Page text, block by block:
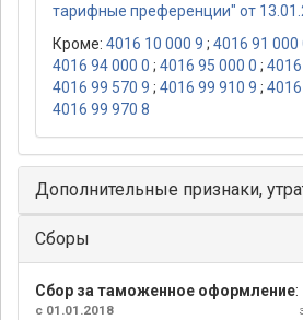
тарифные преференции" от
Кроме: 4016 10 000 9 ; 4016 91 000
4016 94 000 0 ; 4016 95 000 0 ;
4016 99 570 9 ; 4016 99 910 9 ;
4016 99 970 8
Дополнительные признаки,
Сборы
Сбор за таможенное оформление:
с 01.01.2018